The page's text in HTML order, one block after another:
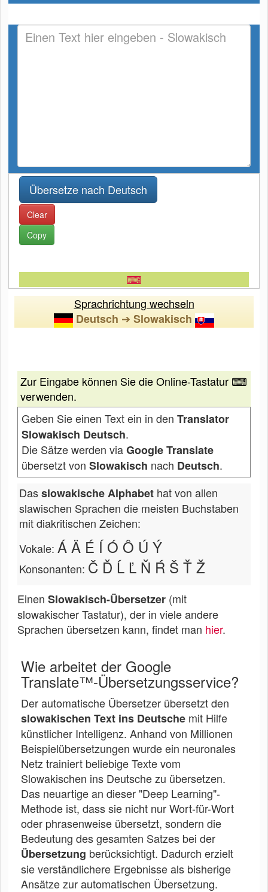
Clear
Copy
⌨
Sprachrichtung wechseln
Deutsch ➔ Slowakisch
Zur Eingabe können Sie die Online-Tastatur ⌨
verwenden.
Geben Sie einen Text ein in den Translator
Slowakisch Deutsch.
Die Sätze werden viaGoogle Translate
übersetzt von Slowakisch nach Deutsch.
Dasslowakische Alphabet hat von allen
slawischen Sprachen die meisten Buchstaben
mit diakritischen Zeichen:
Vokale: Á Ä É Í Ó Ô Ú Ý
Konsonanten: Č Ď Ĺ Ľ Ň Ŕ Š Ť Ž
Einen Slowakisch-Übersetzer (mit
slowakischer Tastatur), der in viele andere
Sprachen übersetzen kann, findet man hier.
Wie arbeitet der Google
Translate™-Übersetzungsservice?
Der automatische Übersetzer übersetzt den
slowakischen Text ins Deutsche mit Hilfe
künstlicher Intelligenz. Anhand von Millionen
Beispielübersetzungen wurde ein neuronales
Netz trainiert beliebige Texte vom
Slowakischen ins Deutsche zu übersetzen.
Das neuartige an dieser "Deep Learning"-
Methode ist, dass sie nicht nur Wort-für-Wort
oder phrasenweise übersetzt, sondern die
Bedeutung des gesamten Satzes bei der
Übersetzung berücksichtigt. Dadurch erzielt
sie verständlichere Ergebnisse als bisherige
Ansätze zur automatischen Übersetzung.